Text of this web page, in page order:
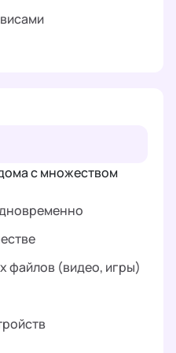
с множеством
файлов (видео, игры)